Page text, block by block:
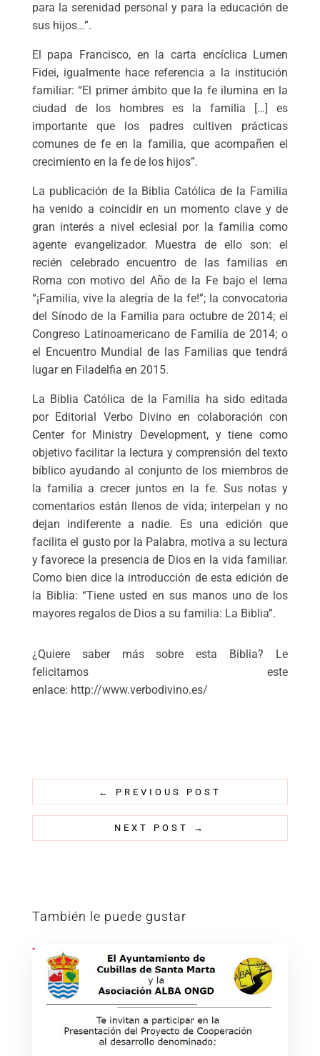
para la serenidad personal y para la educación de
sus hijos…”.
El papa Francisco, en la carta encíclica Lumen
Fidei, igualmente hace referencia a la institución
familiar: “El primer ámbito que la fe ilumina en la
ciudad de los hombres es la familia […] es
importante que los padres cultiven prácticas
comunes de fe en la familia, que acompañen el
crecimiento en la fe de los hijos”.
La publicación de la Biblia Católica de la Familia
ha venido a coincidir en un momento clave y de
gran interés a nivel eclesial por la familia como
agente evangelizador. Muestra de ello son: el
recién celebrado encuentro de las familias en
Roma con motivo del Año de la Fe bajo el lema
“¡Familia, vive la alegría de la fe!”; la convocatoria
del Sínodo de la Familia para octubre de 2014; el
Congreso Latinoamericano de Familia de 2014; o
el Encuentro Mundial de las Familias que tendrá
lugar en Filadelfia en 2015.
La Biblia Católica de la Familia ha sido editada
por Editorial Verbo Divino en colaboración con
Center for Ministry Development, y tiene como
objetivo facilitar la lectura y comprensión del texto
bíblico ayudando al conjunto de los miembros de
la familia a crecer juntos en la fe. Sus notas y
comentarios están llenos de vida; interpelan y no
dejan indiferente a nadie. Es una edición que
facilita el gusto por la Palabra, motiva a su lectura
y favorece la presencia de Dios en la vida familiar.
Como bien dice la introducción de esta edición de
la Biblia: “Tiene usted en sus manos uno de los
mayores regalos de Dios a su familia: La Biblia”.
¿Quiere saber más sobre esta Biblia? Le
felicitamos este
enlace: http://www.verbodivino.es/
← PREVIOUS POST
NEXT POST →
También le puede gustar